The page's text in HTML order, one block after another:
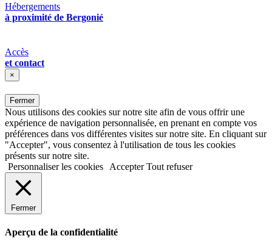
Hébergements
à proximité de Bergonié
Accès
et contact
×
Fermer
Nous utilisons des cookies sur notre site afin de vous offrir une
expérience de navigation personnalisée, en prenant en compte vos
préférences dans vos différentes visites sur notre site. En cliquant sur
"Accepter", vous consentez à l'utilisation de tous les cookies
présents sur notre site.
Personnaliser les cookies
Accepter Tout refuser
Fermer
Aperçu de la confidentialité